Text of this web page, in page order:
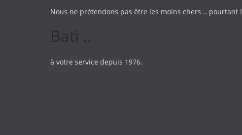
Nous ne prétendons pas être les moins chers .. pourtant !
Bati ..
à votre service depuis 1976.